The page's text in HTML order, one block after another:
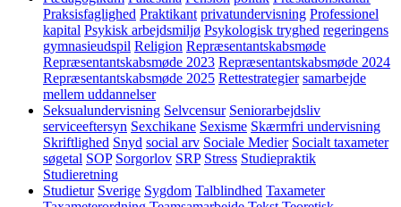
Praksisfaglighed Praktikant privatundervisning Professionel
kapital Psykisk arbejdsmiljø Psykologisk tryghed regeringens
gymnasieudspil Religion Repræsentantskabsmøde
Repræsentantskabsmøde 2023 Repræsentantskabsmøde 2024
Repræsentantskabsmøde 2025 Rettestrategier samarbejde
mellem uddannelser
Seksualundervisning Selvcensur Seniorarbejdsliv
serviceeftersyn Sexchikane Sexisme Skærmfri undervisning
Skriftlighed Snyd social arv Sociale Medier Socialt taxameter
søgetal SOP Sorgorlov SRP Stress Studiepraktik
Studieretning
Studietur Sverige Sygdom Talblindhed Taxameter